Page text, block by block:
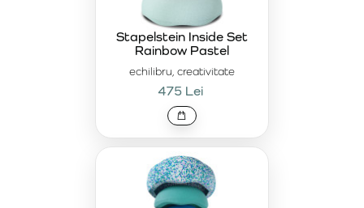
echilibru, creativitate
Stapelstein Inside Set
Rainbow Pastel
475 Lei